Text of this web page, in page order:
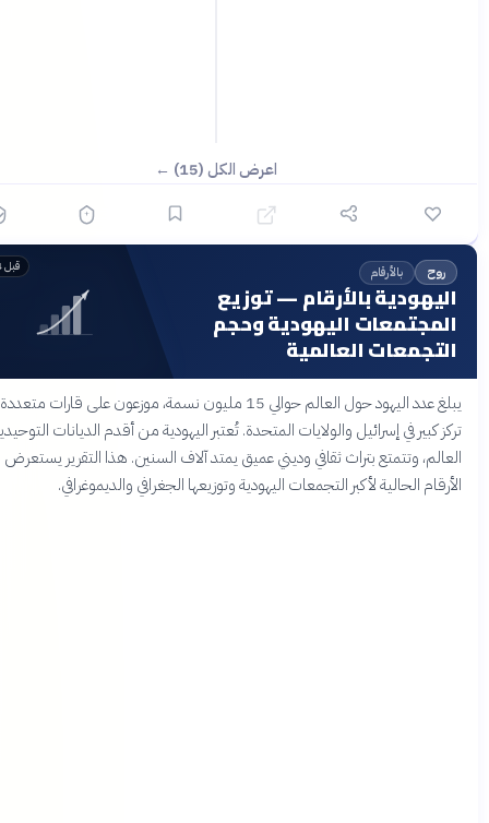
اعرض الكل (15) ←
بالأرقام
بالأرقام — توزيع
اليهودية وحجم
العالمية
يبلغ عدد اليهود حول العالم حوالي 15 مليون نسمة، موزعون على قارات متعددة مع
كبير في إسرائيل والولايات المتحدة. تُعتبر اليهودية من أقدم الديانات التوحيدية في
وتتمتع بتراث ثقافي وديني عميق يمتد آلاف السنين. هذا التقرير يستعرض
الحالية لأكبر التجمعات اليهودية وتوزيعها الجغرافي والديموغرافي.